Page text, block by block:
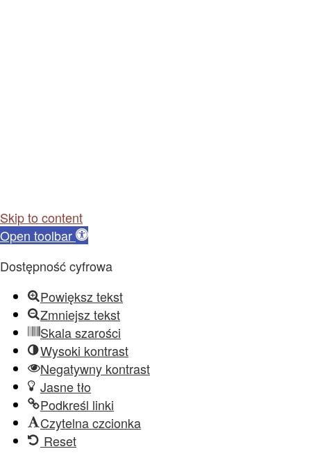
Skip to content
Open toolbar
Dostępność cyfrowa
Powiększ tekst
Zmniejsz tekst
Skala szarości
Wysoki kontrast
Negatywny kontrast
Jasne tło
Podkreśl linki
Czytelna czcionka
Reset